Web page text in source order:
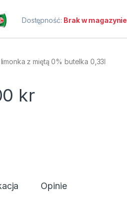
Dostępność: Brak w magazynie
z miętą 0% butelka 0,33l
kr
Opinie